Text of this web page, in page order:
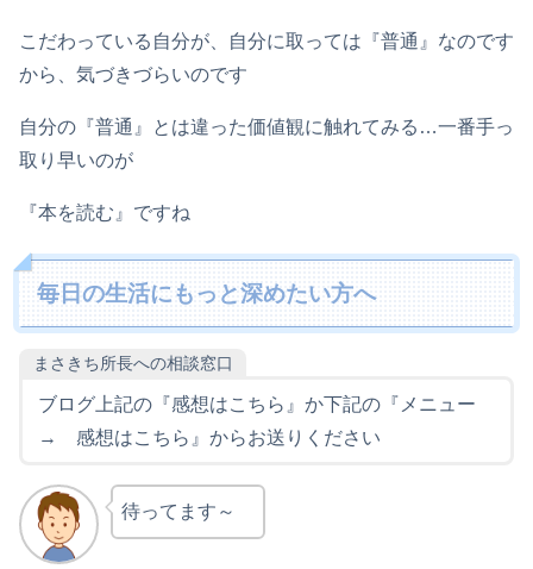
こだわっている自分が、自分に取っては『普通』なのです
から、気づきづらいのです
自分の『普通』とは違った価値観に触れてみる…一番手っ
取り早いのが
『本を読む』ですね
毎日の生活にもっと深めたい方へ
まさきち所長への相談窓口
ブログ上記の『感想はこちら』か下記の『メニュー
→ 感想はこちら』からお送りください
待ってます～